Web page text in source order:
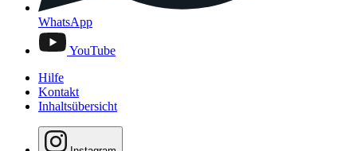
WhatsApp
YouTube
Hilfe
Kontakt
Inhaltsübersicht